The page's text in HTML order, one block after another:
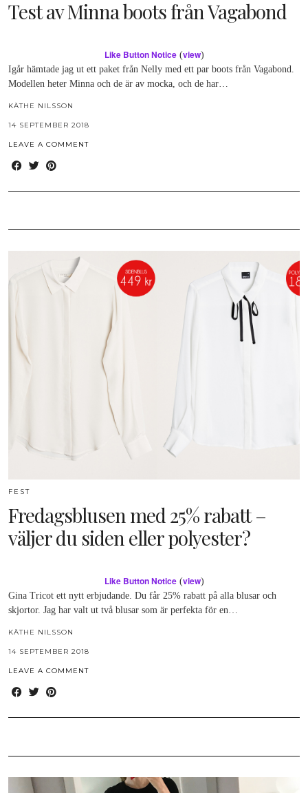
Test av Minna boots från Vagabond
Like Button Notice(view)
Igår hämtade jag ut ett paket från Nelly med ett par boots från Vagabond.
Modellen heter Minna och de är av mocka, och de har…
KÄTHE NILSSON
14 SEPTEMBER 2018
LEAVE A COMMENT
FEST
Fredagsblusen med 25% rabatt –
väljer du siden eller polyester?
Like Button Notice(view)
Gina Tricot ett nytt erbjudande. Du får 25% rabatt på alla blusar och
skjortor. Jag har valt ut två blusar som är perfekta för en…
KÄTHE NILSSON
14 SEPTEMBER 2018
LEAVE A COMMENT